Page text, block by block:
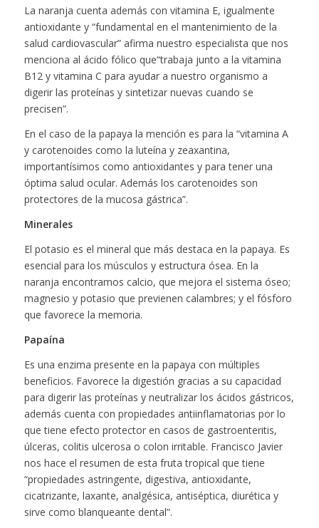
La naranja cuenta además con vitamina E, igualmente
antioxidante y “fundamental en el mantenimiento de la
salud cardiovascular” afirma nuestro especialista que nos
menciona al ácido fólico que“trabaja junto a la vitamina
B12 y vitamina C para ayudar a nuestro organismo a
digerir las proteínas y sintetizar nuevas cuando se
precisen”.
En el caso de la papaya la mención es para la “vitamina A
y carotenoides como la luteína y zeaxantina,
importantísimos como antioxidantes y para tener una
óptima salud ocular. Además los carotenoides son
protectores de la mucosa gástrica”.
Minerales
El potasio es el mineral que más destaca en la papaya. Es
esencial para los músculos y estructura ósea. En la
naranja encontramos calcio, que mejora el sistema óseo;
magnesio y potasio que previenen calambres; y el fósforo
que favorece la memoria.
Papaína
Es una enzima presente en la papaya con múltiples
beneficios. Favorece la digestión gracias a su capacidad
para digerir las proteínas y neutralizar los ácidos gástricos,
además cuenta con propiedades antiinflamatorias por lo
que tiene efecto protector en casos de gastroenteritis,
úlceras, colitis ulcerosa o colon irritable. Francisco Javier
nos hace el resumen de esta fruta tropical que tiene
“propiedades astringente, digestiva, antioxidante,
cicatrizante, laxante, analgésica, antiséptica, diurética y
sirve como blanqueante dental”.